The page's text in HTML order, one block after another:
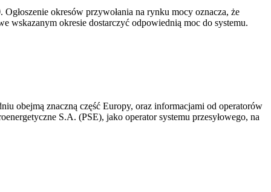
okresów przywołania na rynku mocy oznacza, że
okresie dostarczyć odpowiednią moc do systemu.
obejmą znaczną część Europy, oraz informacjami od operatorów
S.A. (PSE), jako operator systemu przesyłowego, na